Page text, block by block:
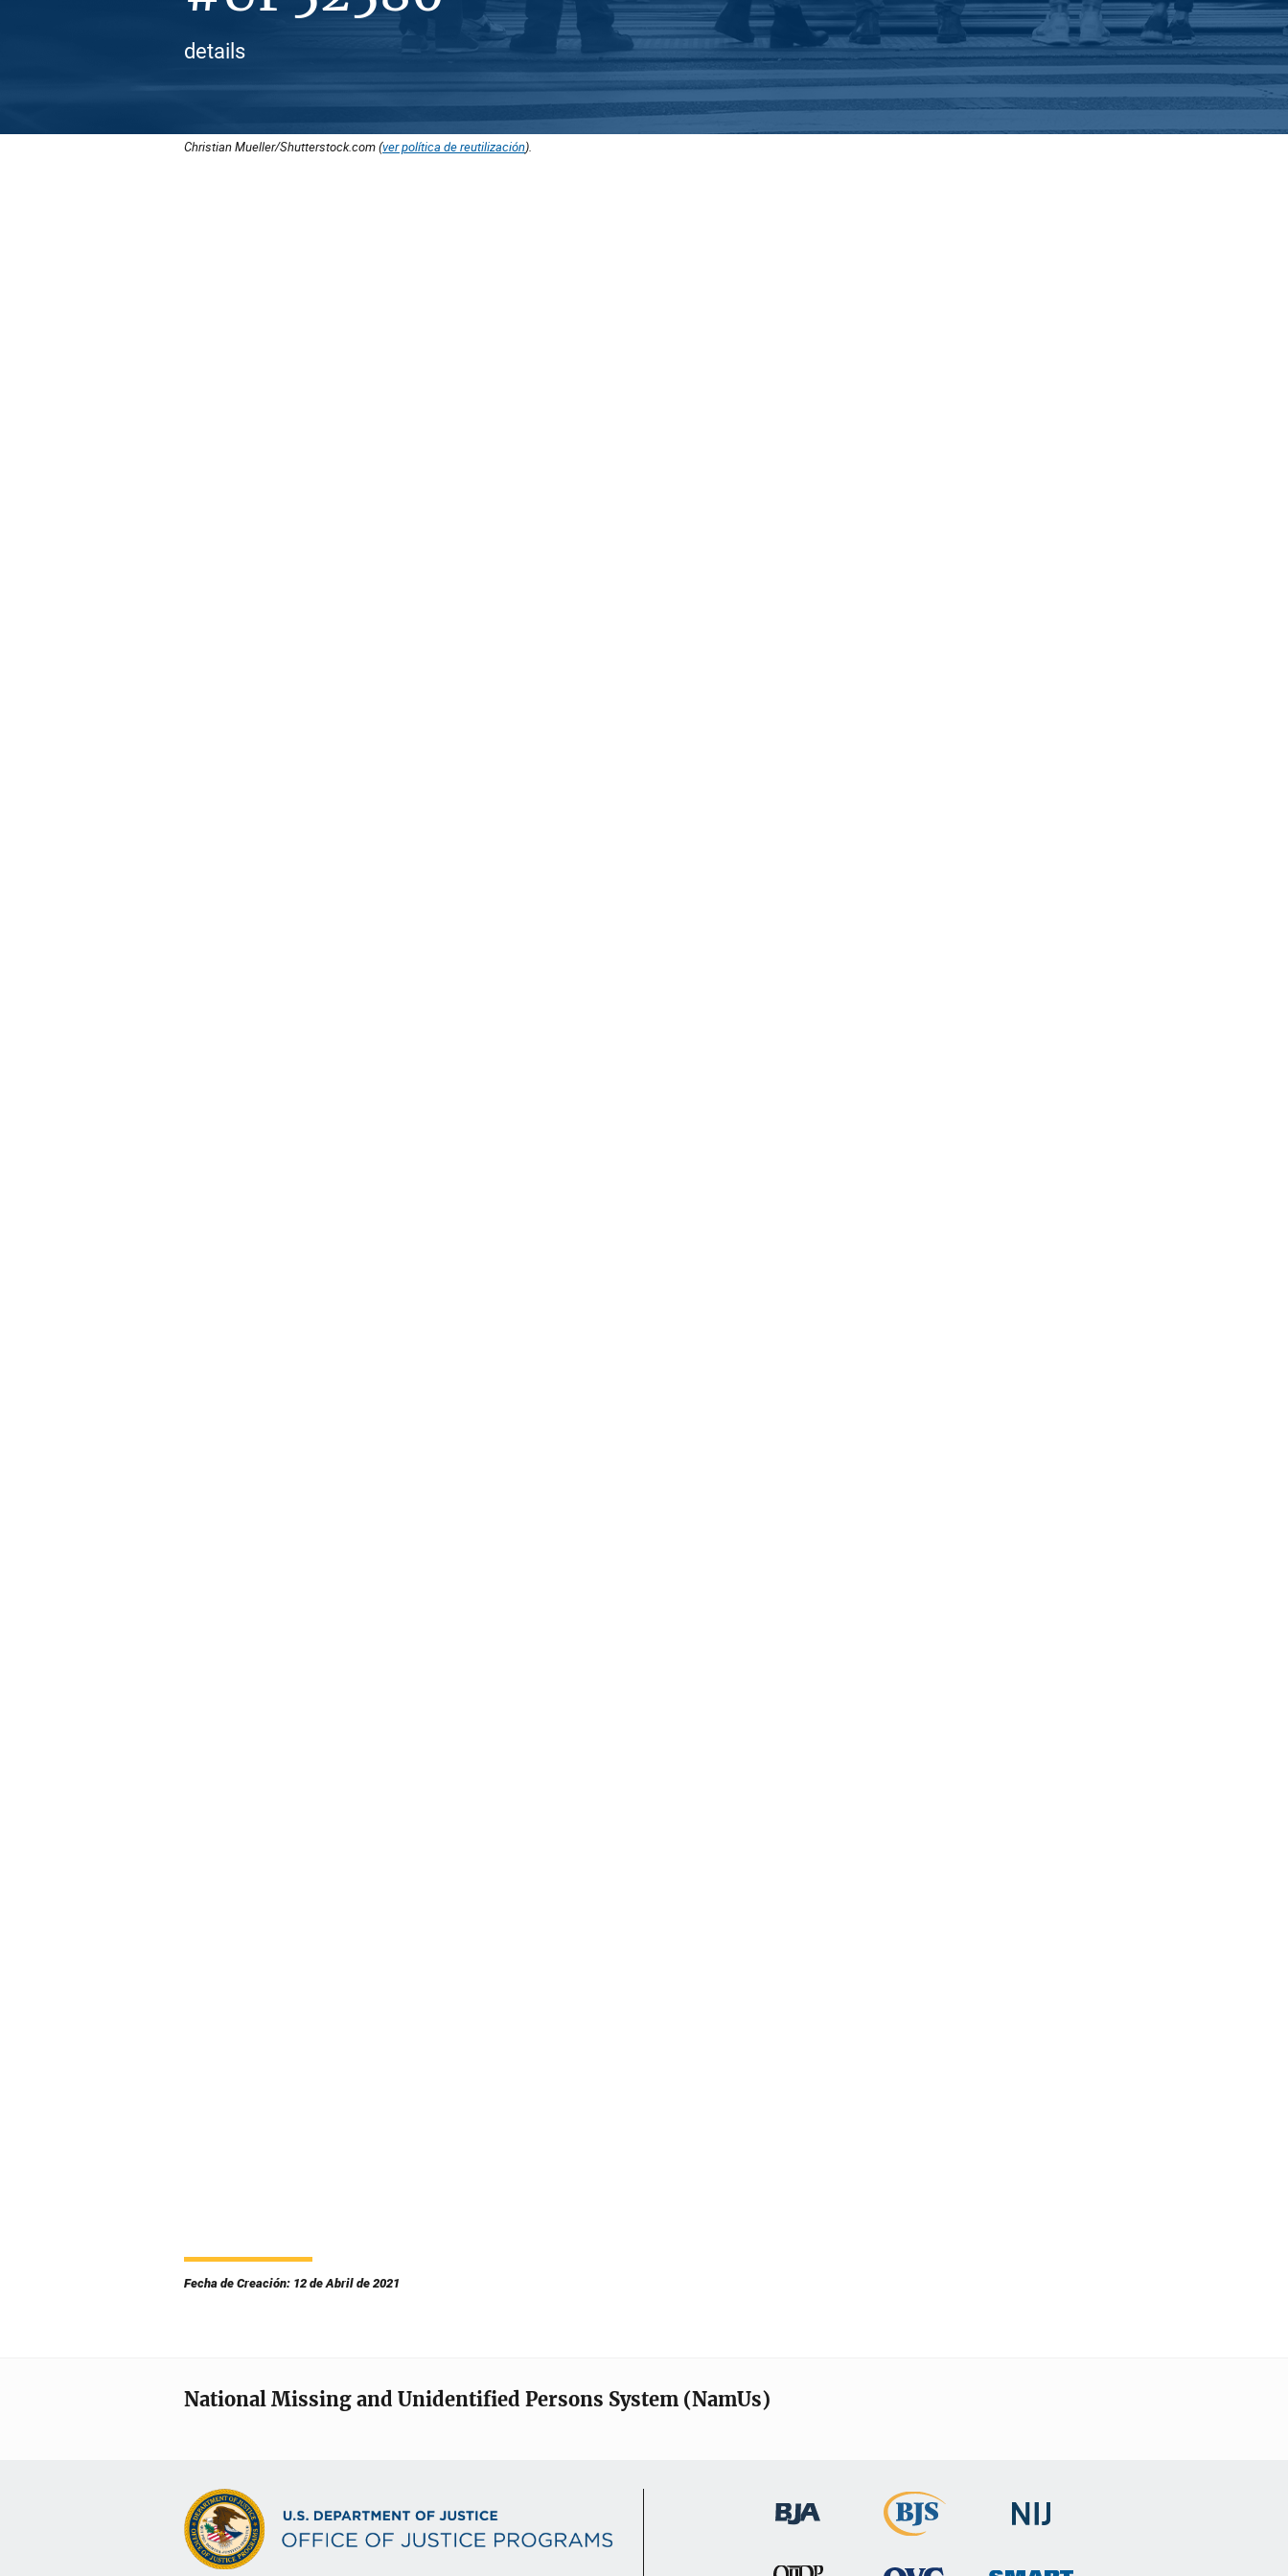
details
Christian Mueller/Shutterstock.com (ver política de reutilización).
Fecha de Creación: 12 de Abril de 2021
National Missing and Unidentified Persons System (NamUs)